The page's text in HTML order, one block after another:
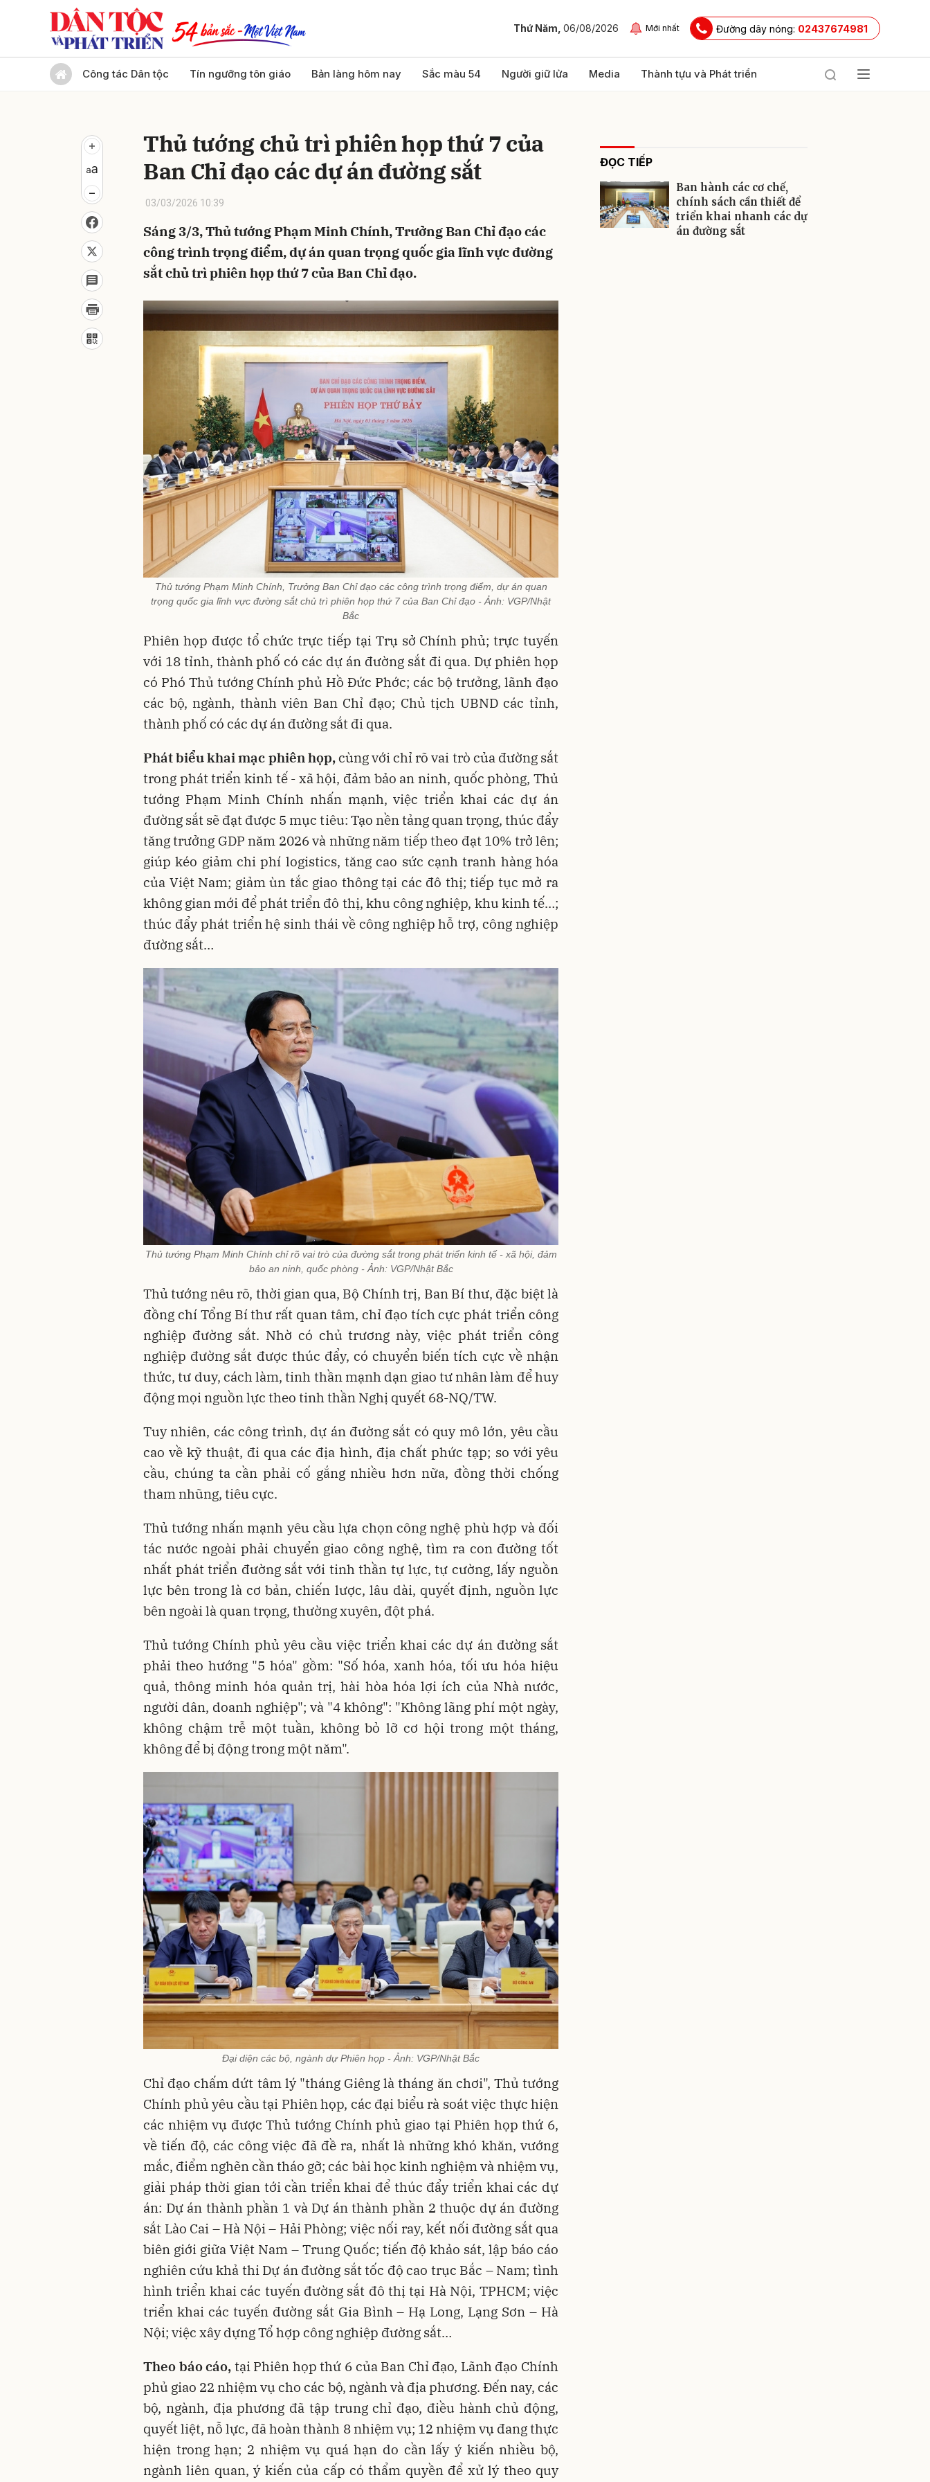
Thứ Năm, 06/08/2026 Mới nhất Đường dây nóng: 02437674981
Công tác Dân tộc Tín ngưỡng tôn giáo Bản làng hôm nay Sắc màu 54 Người giữ lửa Media Thành tựu và Phát triển
Thủ tướng chủ trì phiên họp thứ 7 của
Ban Chỉ đạo các dự án đường sắt
03/03/2026 10:39
Sáng 3/3, Thủ tướng Phạm Minh Chính, Trưởng Ban Chỉ đạo các
công trình trọng điểm, dự án quan trọng quốc gia lĩnh vực đường
sắt chủ trì phiên họp thứ 7 của Ban Chỉ đạo.
Thủ tướng Phạm Minh Chính, Trưởng Ban Chỉ đạo các công trình trọng điểm, dự án quan
trọng quốc gia lĩnh vực đường sắt chủ trì phiên họp thứ 7 của Ban Chỉ đạo - Ảnh: VGP/Nhật
Bắc
Phiên họp được tổ chức trực tiếp tại Trụ sở Chính phủ; trực tuyến
với 18 tỉnh, thành phố có các dự án đường sắt đi qua. Dự phiên họp
có Phó Thủ tướng Chính phủ Hồ Đức Phớc; các bộ trưởng, lãnh đạo
các bộ, ngành, thành viên Ban Chỉ đạo; Chủ tịch UBND các tỉnh,
thành phố có các dự án đường sắt đi qua.
Phát biểu khai mạc phiên họp,cùng với chỉ rõ vai trò của đường sắt
trong phát triển kinh tế - xã hội, đảm bảo an ninh, quốc phòng, Thủ
tướng Phạm Minh Chính nhấn mạnh, việc triển khai các dự án
đường sắt sẽ đạt được 5 mục tiêu: Tạo nền tảng quan trọng, thúc đẩy
tăng trưởng GDP năm 2026 và những năm tiếp theo đạt 10% trở lên;
giúp kéo giảm chi phí logistics, tăng cao sức cạnh tranh hàng hóa
của Việt Nam; giảm ùn tắc giao thông tại các đô thị; tiếp tục mở ra
không gian mới để phát triển đô thị, khu công nghiệp, khu kinh tế…;
thúc đẩy phát triển hệ sinh thái về công nghiệp hỗ trợ, công nghiệp
đường sắt…
Thủ tướng Phạm Minh Chính chỉ rõ vai trò của đường sắt trong phát triển kinh tế - xã hội, đảm
bảo an ninh, quốc phòng - Ảnh: VGP/Nhật Bắc
Thủ tướng nêu rõ, thời gian qua, Bộ Chính trị, Ban Bí thư, đặc biệt là
đồng chí Tổng Bí thư rất quan tâm, chỉ đạo tích cực phát triển công
nghiệp đường sắt. Nhờ có chủ trương này, việc phát triển công
nghiệp đường sắt được thúc đẩy, có chuyển biến tích cực về nhận
thức, tư duy, cách làm, tinh thần mạnh dạn giao tư nhân làm để huy
động mọi nguồn lực theo tinh thần Nghị quyết 68-NQ/TW.
Tuy nhiên, các công trình, dự án đường sắt có quy mô lớn, yêu cầu
cao về kỹ thuật, đi qua các địa hình, địa chất phức tạp; so với yêu
cầu, chúng ta cần phải cố gắng nhiều hơn nữa, đồng thời chống
tham nhũng, tiêu cực.
Thủ tướng nhấn mạnh yêu cầu lựa chọn công nghệ phù hợp và đối
tác nước ngoài phải chuyển giao công nghệ, tìm ra con đường tốt
nhất phát triển đường sắt với tinh thần tự lực, tự cường, lấy nguồn
lực bên trong là cơ bản, chiến lược, lâu dài, quyết định, nguồn lực
bên ngoài là quan trọng, thường xuyên, đột phá.
Thủ tướng Chính phủ yêu cầu việc triển khai các dự án đường sắt
phải theo hướng "5 hóa" gồm: "Số hóa, xanh hóa, tối ưu hóa hiệu
quả, thông minh hóa quản trị, hài hòa hóa lợi ích của Nhà nước,
người dân, doanh nghiệp"; và "4 không": "Không lãng phí một ngày,
không chậm trễ một tuần, không bỏ lỡ cơ hội trong một tháng,
không để bị động trong một năm".
Đại diện các bộ, ngành dự Phiên họp - Ảnh: VGP/Nhật Bắc
Chỉ đạo chấm dứt tâm lý "tháng Giêng là tháng ăn chơi", Thủ tướng
Chính phủ yêu cầu tại Phiên họp, các đại biểu rà soát việc thực hiện
các nhiệm vụ được Thủ tướng Chính phủ giao tại Phiên họp thứ 6,
về tiến độ, các công việc đã đề ra, nhất là những khó khăn, vướng
mắc, điểm nghẽn cần tháo gỡ; các bài học kinh nghiệm và nhiệm vụ,
giải pháp thời gian tới cần triển khai để thúc đẩy triển khai các dự
án: Dự án thành phần 1 và Dự án thành phần 2 thuộc dự án đường
sắt Lào Cai – Hà Nội – Hải Phòng; việc nối ray, kết nối đường sắt qua
biên giới giữa Việt Nam – Trung Quốc; tiến độ khảo sát, lập báo cáo
nghiên cứu khả thi Dự án đường sắt tốc độ cao trục Bắc – Nam; tình
hình triển khai các tuyến đường sắt đô thị tại Hà Nội, TPHCM; việc
triển khai các tuyến đường sắt Gia Bình – Hạ Long, Lạng Sơn – Hà
Nội; việc xây dựng Tổ hợp công nghiệp đường sắt…
Theo báo cáo, tại Phiên họp thứ 6 của Ban Chỉ đạo, Lãnh đạo Chính
phủ giao 22 nhiệm vụ cho các bộ, ngành và địa phương. Đến nay, các
bộ, ngành, địa phương đã tập trung chỉ đạo, điều hành chủ động,
quyết liệt, nỗ lực, đã hoàn thành 8 nhiệm vụ; 12 nhiệm vụ đang thực
hiện trong hạn; 2 nhiệm vụ quá hạn do cần lấy ý kiến nhiều bộ,
ngành liên quan, ý kiến của cấp có thẩm quyền để xử lý theo quy
ĐỌC TIẾP
Ban hành các cơ chế,
chính sách cần thiết để
triển khai nhanh các dự
án đường sắt
Gửi bình luận
Gửi